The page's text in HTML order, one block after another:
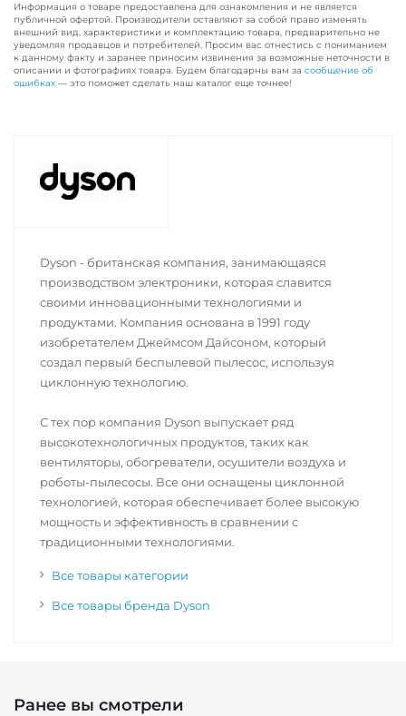
Информация о товаре предоставлена для ознакомления и не является
публичной офертой. Производители оставляют за собой право изменять
внешний вид, характеристики и комплектацию товара, предварительно не
уведомляя продавцов и потребителей. Просим вас отнестись с пониманием
к данному факту и заранее приносим извинения за возможные неточности в
описании и фотографиях товара. Будем благодарны вам за сообщение об
ошибках — это поможет сделать наш каталог еще точнее!
Dyson - британская компания, занимающаяся
производством электроники, которая славится
своими инновационными технологиями и
продуктами. Компания основана в 1991 году
изобретателем Джеймсом Дайсоном, который
создал первый беспылевой пылесос, используя
циклонную технологию.
С тех пор компания Dyson выпускает ряд
высокотехнологичных продуктов, таких как
вентиляторы, обогреватели, осушители воздуха и
роботы-пылесосы. Все они оснащены циклонной
технологией, которая обеспечивает более высокую
мощность и эффективность в сравнении с
традиционными технологиями.
Все товары категории
Все товары бренда Dyson
Ранее вы смотрели